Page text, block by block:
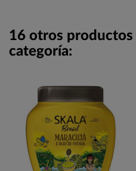
16 otros productos
categoría: